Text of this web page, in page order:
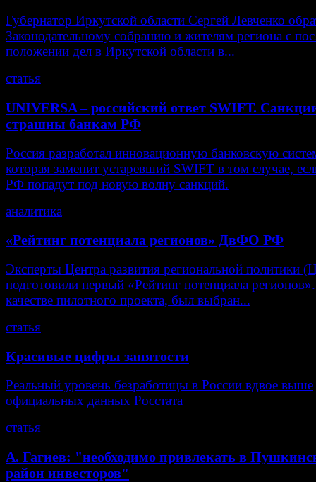
Губернатор Иркутской области Сергей Левченко
Законодательному собранию и жителям региона с
положении дел в Иркутской области в...
статья
UNIVERSA – российский ответ SWIFT.
страшны банкам РФ
Россия разработал инновационную банковскую
которая заменит устаревший SWIFT в том случае,
РФ попадут под новую волну санкций.
аналитика
«Рейтинг потенциала регионов» ДвФО РФ
Эксперты Центра развития региональной политики
подготовили первый «Рейтинг потенциала
качестве пилотного проекта, был выбран...
статья
Красивые цифры занятости
Реальный уровень безработицы в России вдвое выше
официальных данных Росстата
статья
А. Гагиев: "необходимо привлекать в
район инвесторов"